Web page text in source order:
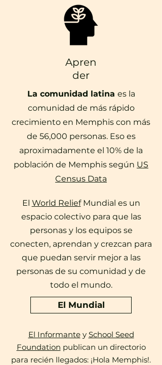
Apren
der
La comunidad latina es la
comunidad de más rápido
crecimiento en Memphis con más
de 56,000 personas. Eso es
aproximadamente el 10% de la
población de Memphis según US
Census Data
El World ReliefMundial es un
espacio colectivo para que las
personas y los equipos se
conecten, aprendan y crezcan para
que puedan servir mejor a las
personas de su comunidad y de
todo el mundo.
El Mundial
El Informantey School Seed
Foundation publican un directorio
para recién llegados: ¡Hola Memphis!.